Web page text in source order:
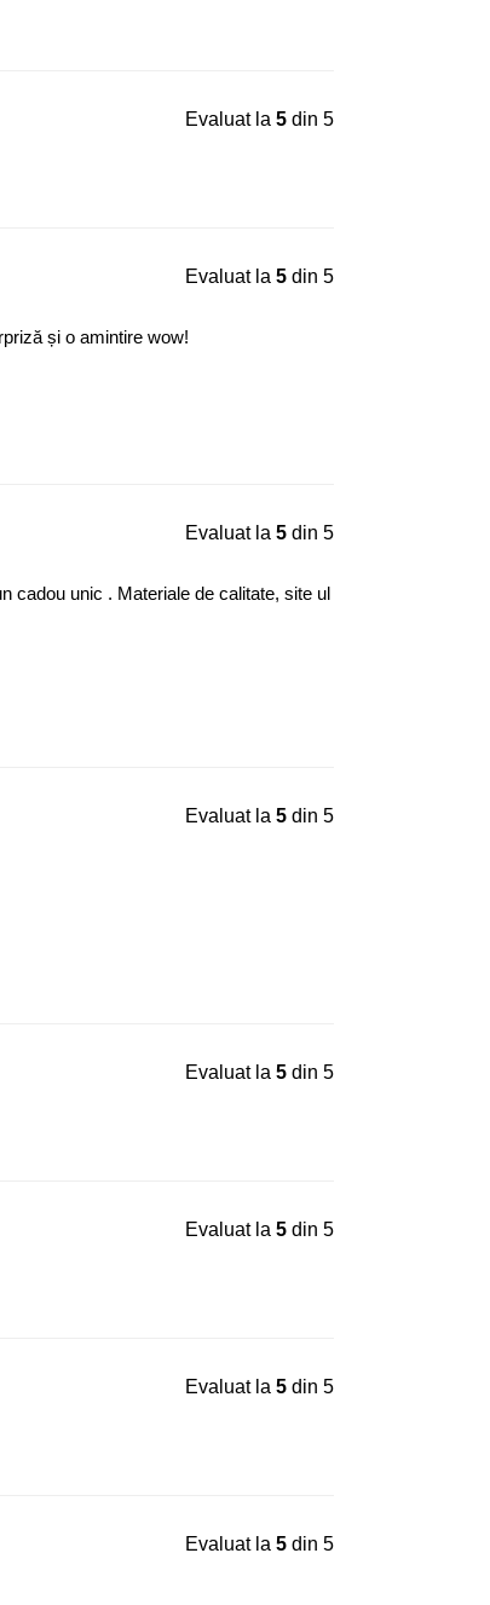
Evaluat la5 din 5
Evaluat la5 din 5
și o amintire wow!
Evaluat la5 din 5
cadou unic . Materiale de calitate, site ul
Evaluat la5 din 5
Evaluat la5 din 5
Evaluat la5 din 5
Evaluat la5 din 5
Evaluat la5 din 5